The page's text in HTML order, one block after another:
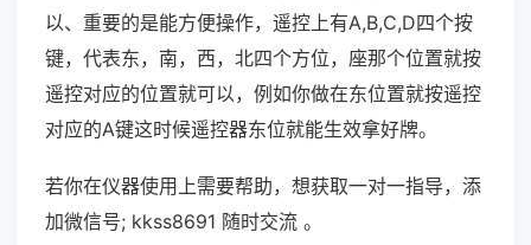
以、重要的是能方便操作，遥控上有A,B,C,D四个按
键，代表东，南，西，北四个方位，座那个位置就按
遥控对应的位置就可以，例如你做在东位置就按遥控
对应的A键这时候遥控器东位就能生效拿好牌。
若你在仪器使用上需要帮助，想获取一对一指导，添
加微信号; kkss8691 随时交流 。